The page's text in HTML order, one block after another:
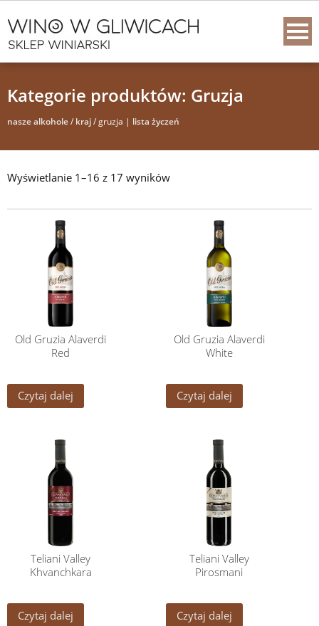
Kategorie produktów: Gruzja
nasze alkohole/ kraj/ gruzja | lista życzeń
Wyświetlanie 1–16 z 17 wyników
Old Gruzia Alaverdi
Red
Czytaj dalej
Old Gruzia Alaverdi
White
Czytaj dalej
Teliani Valley
Khvanchkara
Czytaj dalej
Teliani Valley
Pirosmani
Czytaj dalej